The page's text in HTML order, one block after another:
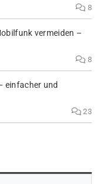
8
vermeiden –
8
einfacher und
23